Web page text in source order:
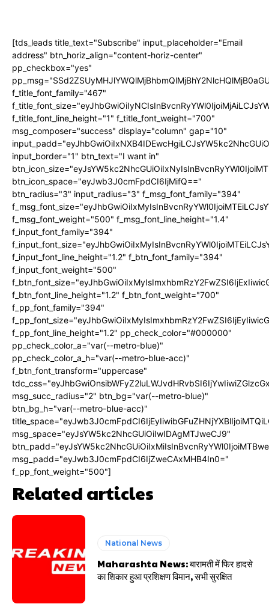
[tds_leads title_text="Subscribe" input_placeholder="Email
address" btn_horiz_align="content-horiz-center"
pp_checkbox="yes"
f_title_font_family="467"
f_title_font_line_height="1" f_title_font_weight="700"
msg_composer="success" display="column" gap="10"
input_border="1" btn_text="I want in"
btn_icon_space="eyJwb3J0cmFpdCI6IjMifQ=="
btn_radius="3" input_radius="3" f_msg_font_family="394"
f_msg_font_weight="500" f_msg_font_line_height="1.4"
f_input_font_family="394"
f_input_font_line_height="1.2" f_btn_font_family="394"
f_input_font_weight="500"
f_btn_font_line_height="1.2" f_btn_font_weight="700"
f_pp_font_family="394"
f_pp_font_line_height="1.2" pp_check_color="#000000"
pp_check_color_a="var(--metro-blue)"
pp_check_color_a_h="var(--metro-blue-acc)"
f_btn_font_transform="uppercase"
msg_succ_radius="2" btn_bg="var(--metro-blue)"
btn_bg_h="var(--metro-blue-acc)"
msg_space="eyJsYW5kc2NhcGUiOiIwIDAgMTJweCJ9"
msg_padd="eyJwb3J0cmFpdCI6IjZweCAxMHB4In0="
f_pp_font_weight="500"]
Related articles
National News
Maharashta News: बारामती में फिर हादसे
का शिकार हुआ प्रशिक्षण विमान, सभी सुरक्षित